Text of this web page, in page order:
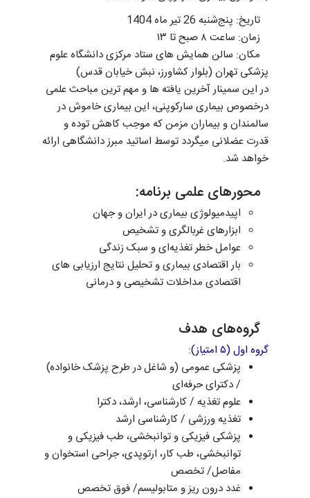
تاریخ: پنج‌شنبه 26 تیر ماه 1404
زمان: ساعت ۸ صبح تا ۱۳
مکان: سالن همایش های ستاد مرکزی دانشگاه علوم
پزشکی تهران (بلوار کشاورز، نبش خیابان قدس)
در این سمینار آخرین یافته ها و مهم ترین مباحث علمی
درخصوص بیماری سارکوپنی، این بیماری خاموش در
سالمندان و بیماران مزمن که موجب کاهش توده و
قدرت عضلانی میگردد توسط اساتید مبرز دانشگاهی ارائه
خواهد شد.
محورهای علمی برنامه:
اپیدمیولوژی بیماری در ایران و جهان
ابزارهای غربالگری و تشخیص
عوامل خطر تغذیه‌ای و سبک زندگی
بار اقتصادی بیماری و تحلیل نتایج ارزیابی های
اقتصادی مداخلات تشخیصی و درمانی
گروه‌های هدف
گروه اول (۵ امتیاز):
پزشکی عمومی (و شاغل در طرح پزشک خانواده)
/ دکترای حرفه‌ای
علوم تغذیه / کارشناسی، ارشد، دکترا
تغذیه ورزشی / کارشناسی ارشد
پزشکی فیزیکی و توانبخشی، طب فیزیکی و
توانبخشی، طب کار، ارتوپدی، جراحی استخوان و
مفاصل/ تخصص
غدد درون ریز و متابولیسم/ فوق تخصص